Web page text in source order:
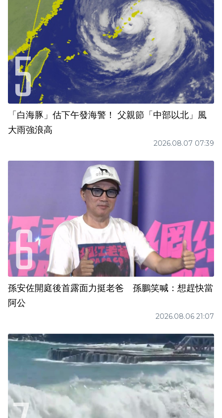
「白海豚」估下午發海警！ 父親節「中部以北」風
大雨強浪高
2026.08.07 07:39
孫安佐開庭後首露面力挺老爸 孫鵬笑喊：想趕快當
阿公
2026.08.06 21:07